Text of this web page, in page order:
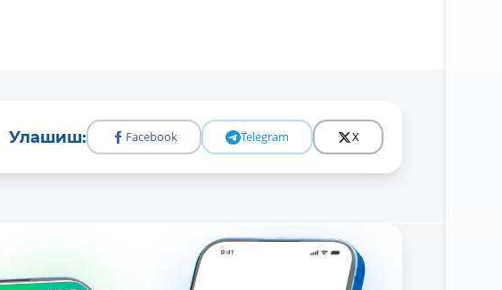
Улашиш: Facebook Telegram X